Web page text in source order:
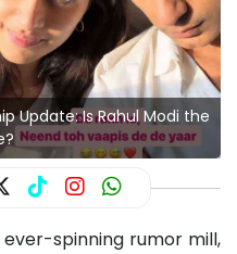
Update: Is Rahul Modi the
spinning rumor mill,